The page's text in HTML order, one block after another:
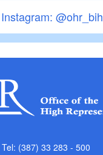
@ohr_bih
Tel: (387) 33 283 - 500